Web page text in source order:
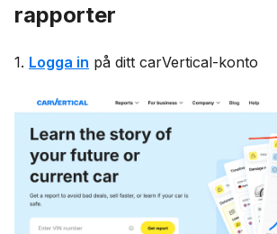
rapporter
1. Logga in på ditt carVertical-konto